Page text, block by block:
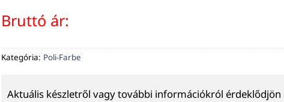
Bruttó ár:
Kategória: Poli-Farbe
Aktuális készletről vagy további információkról érdeklődjön